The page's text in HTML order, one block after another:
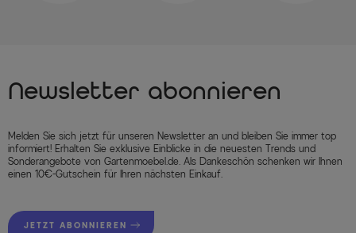
Newsletter abonnieren
Melden Sie sich jetzt für unseren Newsletter an und bleiben Sie immer top
informiert! Erhalten Sie exklusive Einblicke in die neuesten Trends und
Sonderangebote von Gartenmoebel.de. Als Dankeschön schenken wir Ihnen
einen 10€-Gutschein für Ihren nächsten Einkauf.
JETZT ABONNIEREN